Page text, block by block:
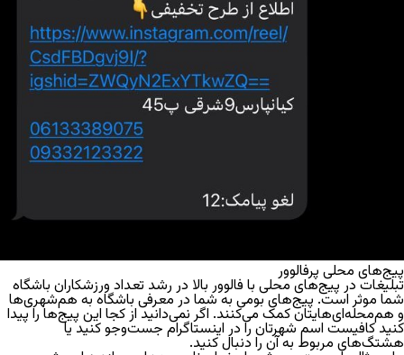
پیج‌های محلی پرفالوور
تبلیغات در پیج‌های محلی با فالوور بالا در رشد تعداد ورزشکاران باشگاه
شما موثر است. پیج‌های بومی به شما در معرفی باشگاه به هم‌شهری‌ها
و هم‌محله‌ای‌هایتان کمک می‌کنند. اگر نمی‌دانید از کجا این پیج‌ها را پیدا
کنید کافیست اسم شهرتان را در اینستاگرام جست‌و‌جو کنید یا
هشتگ‎‌های مربوط به آن را دنبال کنید.